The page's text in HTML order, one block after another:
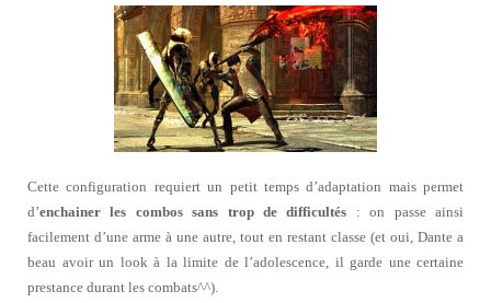
Cette configuration requiert un petit temps d’adaptation mais permet
d’enchainer les combos sans trop de difficultés : on passe ainsi
facilement d’une arme à une autre, tout en restant classe (et oui, Dante a
beau avoir un look à la limite de l’adolescence, il garde une certaine
prestance durant les combats^^).